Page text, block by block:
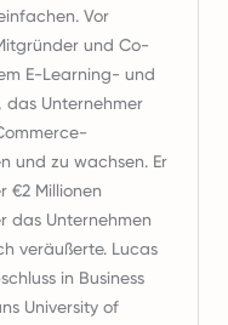
Vor
und Co-
E-Learning- und
das Unternehmer
und zu wachsen. Er
€2 Millionen
das Unternehmen
veräußerte. Lucas
in Business
University of